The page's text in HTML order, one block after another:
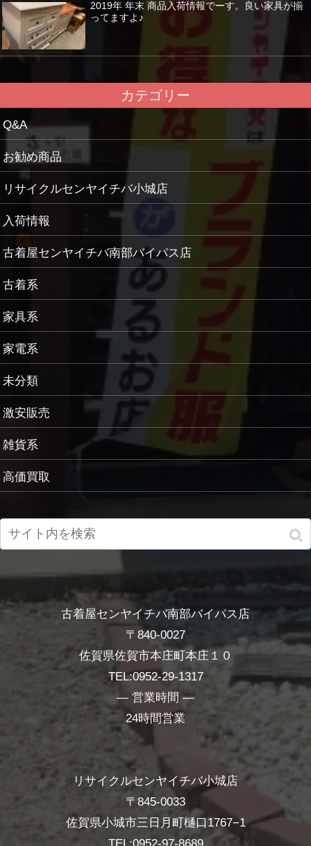
2019年 年末 商品入荷情報でーす。良い家具が揃
ってますよ♪
カテゴリー
Q&A
お勧め商品
リサイクルセンヤイチバ小城店
入荷情報
古着屋センヤイチバ南部バイパス店
古着系
家具系
家電系
未分類
激安販売
雑貨系
高価買取
古着屋センヤイチバ南部バイパス店
〒840-0027
佐賀県佐賀市本庄町本庄１０
TEL:0952-29-1317
― 営業時間 ―
24時間営業
リサイクルセンヤイチバ小城店
〒845-0033
佐賀県小城市三日月町樋口1767−1